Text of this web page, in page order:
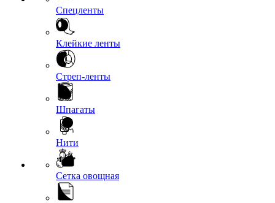
Спецленты
Клейкие ленты
Стреп-ленты
Шпагаты
Нити
Сетка овощная